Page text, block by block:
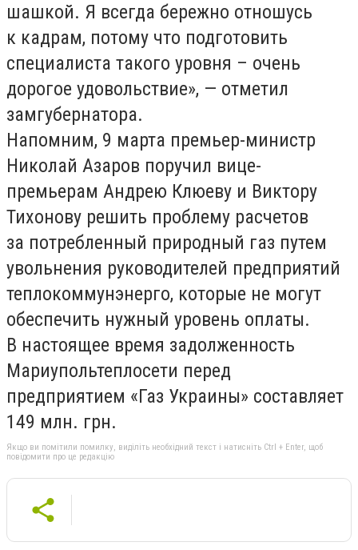
шашкой. Я всегда бережно отношусь
к кадрам, потому что подготовить
специалиста такого уровня – очень
дорогое удовольствие», — отметил
замгубернатора.
Напомним, 9 марта премьер-министр
Николай Азаров поручил вице-
премьерам Андрею Клюеву и Виктору
Тихонову решить проблему расчетов
за потребленный природный газ путем
увольнения руководителей предприятий
теплокоммунэнерго, которые не могут
обеспечить нужный уровень оплаты.
В настоящее время задолженность
Мариупольтеплосети перед
предприятием «Газ Украины» составляет
149 млн. грн.
Якщо ви помітили помилку, виділіть необхідний текст і натисніть Ctrl + Enter, щоб
повідомити про це редакцію